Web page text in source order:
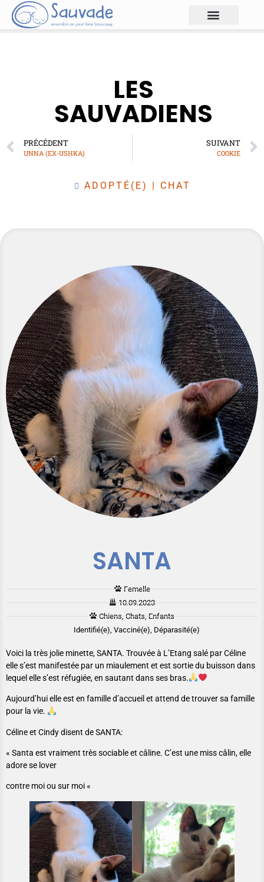
LES
SAUVADIENS
PRÉCÉDENT
UNNA (EX-USHKA)
SUIVANT
COOKIE
ADOPTÉ(E) | CHAT
SANTA
Femelle
10.09.2023
Chiens, Chats, Enfants
Identifié(e), Vacciné(e), Déparasité(e)
Voici la très jolie minette, SANTA. Trouvée à L’Etang salé par Céline
elle s’est manifestée par un miaulement et est sortie du buisson dans
lequel elle s’est réfugiée, en sautant dans ses bras.
Aujourd’hui elle est en famille d’accueil et attend de trouver sa famille
pour la vie.
Céline et Cindy disent de SANTA:
« Santa est vraiment très sociable et câline. C’est une miss câlin, elle
adore se lover
contre moi ou sur moi «